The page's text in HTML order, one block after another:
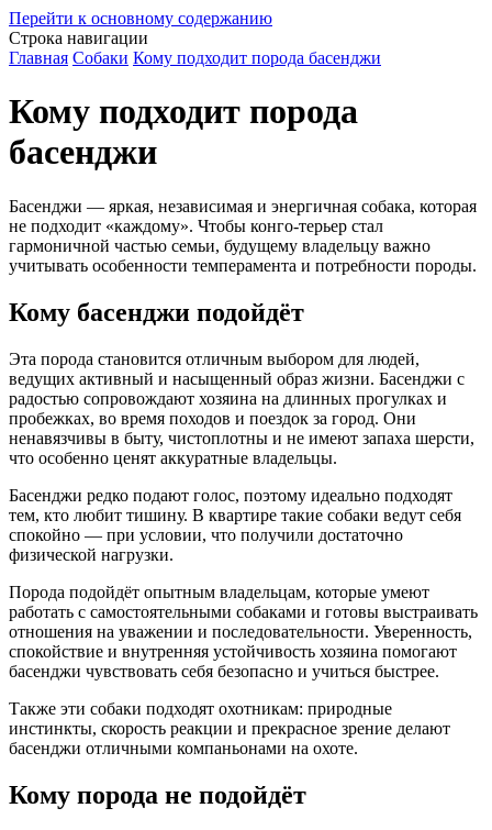
Перейти к основному содержанию
Строка навигации
Главная Собаки Кому подходит порода басенджи
Кому подходит порода
басенджи
Басенджи — яркая, независимая и энергичная собака, которая
не подходит «каждому». Чтобы конго-терьер стал
гармоничной частью семьи, будущему владельцу важно
учитывать особенности темперамента и потребности породы.
Кому басенджи подойдёт
Эта порода становится отличным выбором для людей,
ведущих активный и насыщенный образ жизни. Басенджи с
радостью сопровождают хозяина на длинных прогулках и
пробежках, во время походов и поездок за город. Они
ненавязчивы в быту, чистоплотны и не имеют запаха шерсти,
что особенно ценят аккуратные владельцы.
Басенджи редко подают голос, поэтому идеально подходят
тем, кто любит тишину. В квартире такие собаки ведут себя
спокойно — при условии, что получили достаточно
физической нагрузки.
Порода подойдёт опытным владельцам, которые умеют
работать с самостоятельными собаками и готовы выстраивать
отношения на уважении и последовательности. Уверенность,
спокойствие и внутренняя устойчивость хозяина помогают
басенджи чувствовать себя безопасно и учиться быстрее.
Также эти собаки подходят охотникам: природные
инстинкты, скорость реакции и прекрасное зрение делают
басенджи отличными компаньонами на охоте.
Кому порода не подойдёт